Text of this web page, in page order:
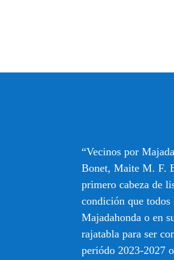
“Vecinos por
Bonet, Maite M. F.
primero cabeza de
condición que todos
Majadahonda o en
rajatabla para ser
periódo 2023-2027